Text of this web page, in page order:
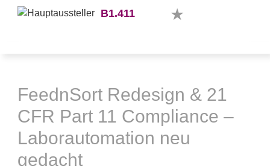
B1.411
FeednSort Redesign & 21
CFR Part 11 Compliance –
Laborautomation neu
gedacht